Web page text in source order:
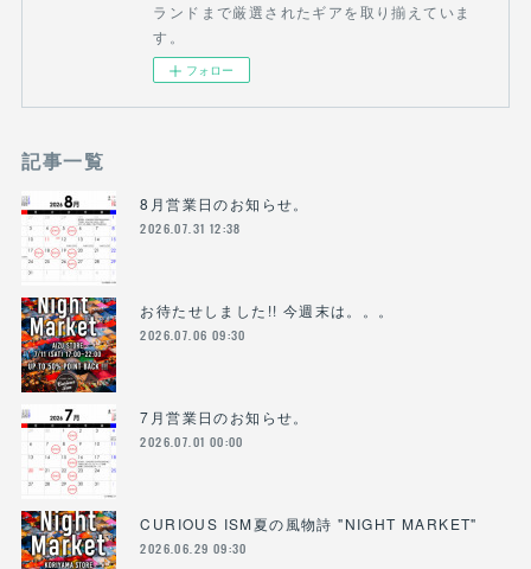
ランドまで厳選されたギアを取り揃えていま
す。
フォロー
記事一覧
8月営業日のお知らせ。
2026.07.31 12:38
お待たせしました!! 今週末は。。。
2026.07.06 09:30
7月営業日のお知らせ。
2026.07.01 00:00
CURIOUS ISM夏の風物詩 "NIGHT MARKET"
2026.06.29 09:30